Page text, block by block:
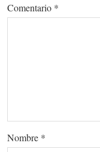
Comentario *
Nombre *